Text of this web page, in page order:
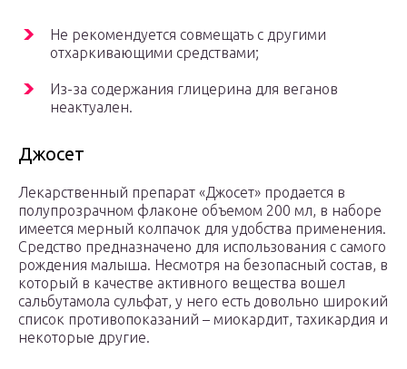
Не рекомендуется совмещать с другими
отхаркивающими средствами;
Из-за содержания глицерина для веганов
неактуален.
Джосет
Лекарственный препарат «Джосет» продается в
полупрозрачном флаконе объемом 200 мл, в наборе
имеется мерный колпачок для удобства применения.
Средство предназначено для использования с самого
рождения малыша. Несмотря на безопасный состав, в
который в качестве активного вещества вошел
сальбутамола сульфат, у него есть довольно широкий
список противопоказаний – миокардит, тахикардия и
некоторые другие.